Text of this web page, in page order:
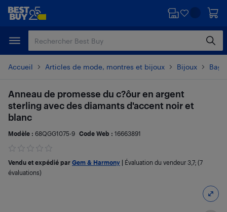
Passer
principal
Passer
Accueil Articles de mode, montres et bijoux Bijoux
Anneau de promesse du c?ôur en argent
sterling avec des diamants d'accent noir et
blanc
Modèle : 68QGG1075-9 Code Web : 16663891
Vendu et expédié par Gem & Harmony Évaluation du vendeur 3,7; (7
évaluations)